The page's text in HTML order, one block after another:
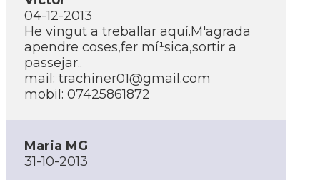
04-12-2013
He vingut a treballar aquí­.M'agrada
apendre coses,fer mí¹sica,sortir a
passejar..
mail: trachiner01@gmail.com
mobil: 07425861872
Maria MG
31-10-2013